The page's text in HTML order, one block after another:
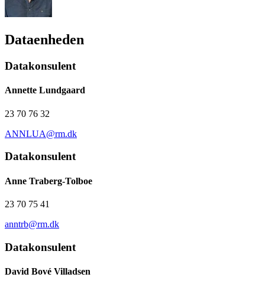
Dataenheden
Datakonsulent
Annette Lundgaard
23 70 76 32
ANNLUA@rm.dk
Datakonsulent
Anne Traberg-Tolboe
23 70 75 41
anntrb@rm.dk
Datakonsulent
David Bové Villadsen